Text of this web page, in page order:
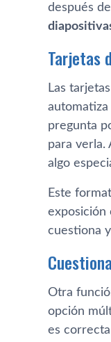
después
Tarjetas
Las
pregunta
para verla.
algo
Este
exposición
cuestiona
Otra
opción
es